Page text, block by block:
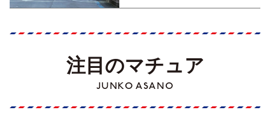
注目のマチュア
JUNKO ASANO